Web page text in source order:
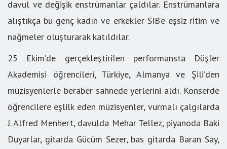
davul ve değişik enstrümanlar çaldılar. Enstrümanlara
alıştıkça bu genç kadın ve erkekler SIB’e eşsiz ritim ve
nağmeler oluşturarak katıldılar.
25 Ekim’de gerçekleştirilen performansta Düşler
Akademisi öğrencileri, Türkiye, Almanya ve Şili’den
müzisyenlerle beraber sahnede yerlerini aldı. Konserde
öğrencilere eşlilk eden müzisyenler, vurmalı çalgılarda
J. Alfred Menhert, davulda Mehar Tellez, piyanoda Baki
Duyarlar, gitarda Gücüm Sezer, bas gitarda Baran Say,